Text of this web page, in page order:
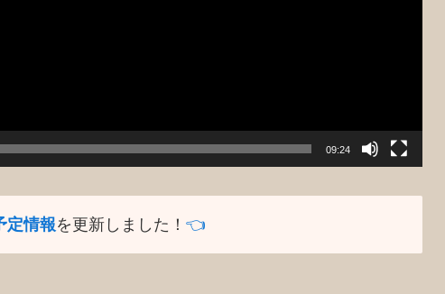
09:24
定情報を更新しました！ 👈️